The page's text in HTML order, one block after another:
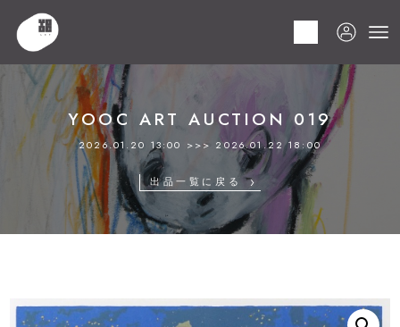
HOME
YOOC ART AUCTION 019
2026.01.20 13:00 >>> 2026.01.22 18:00
出品一覧に戻る